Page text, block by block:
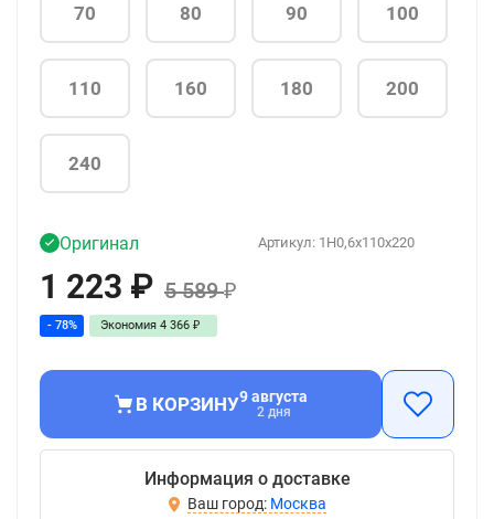
70 80 90 100
110 160 180 200
240
Артикул: 1H0,6x110x220
Оригинал
1 223 ₽ 5 589₽
- 78% Экономия 4 366 ₽
В КОРЗИНУ9 августа
2 дня
Информация о доставке
Москва